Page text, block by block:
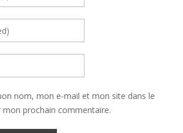
nom, mon e-mail et mon site dans le
prochain commentaire.